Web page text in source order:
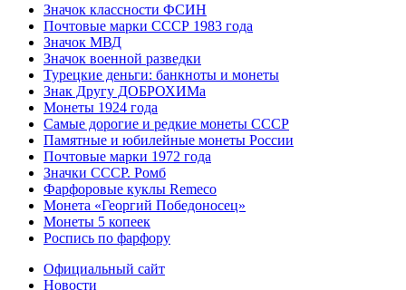
Значок классности ФСИН
Почтовые марки СССР 1983 года
Значок МВД
Значок военной разведки
Турецкие деньги: банкноты и монеты
Знак Другу ДОБРОХИМа
Монеты 1924 года
Самые дорогие и редкие монеты СССР
Памятные и юбилейные монеты России
Почтовые марки 1972 года
Значки СССР. Ромб
Фарфоровые куклы Remeco
Монета «Георгий Победоносец»
Монеты 5 копеек
Роспись по фарфору
Официальный сайт
Новости